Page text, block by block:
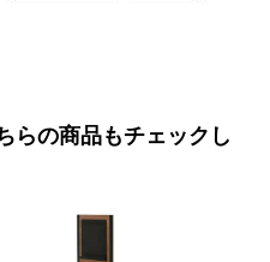
らの商品もチェックし